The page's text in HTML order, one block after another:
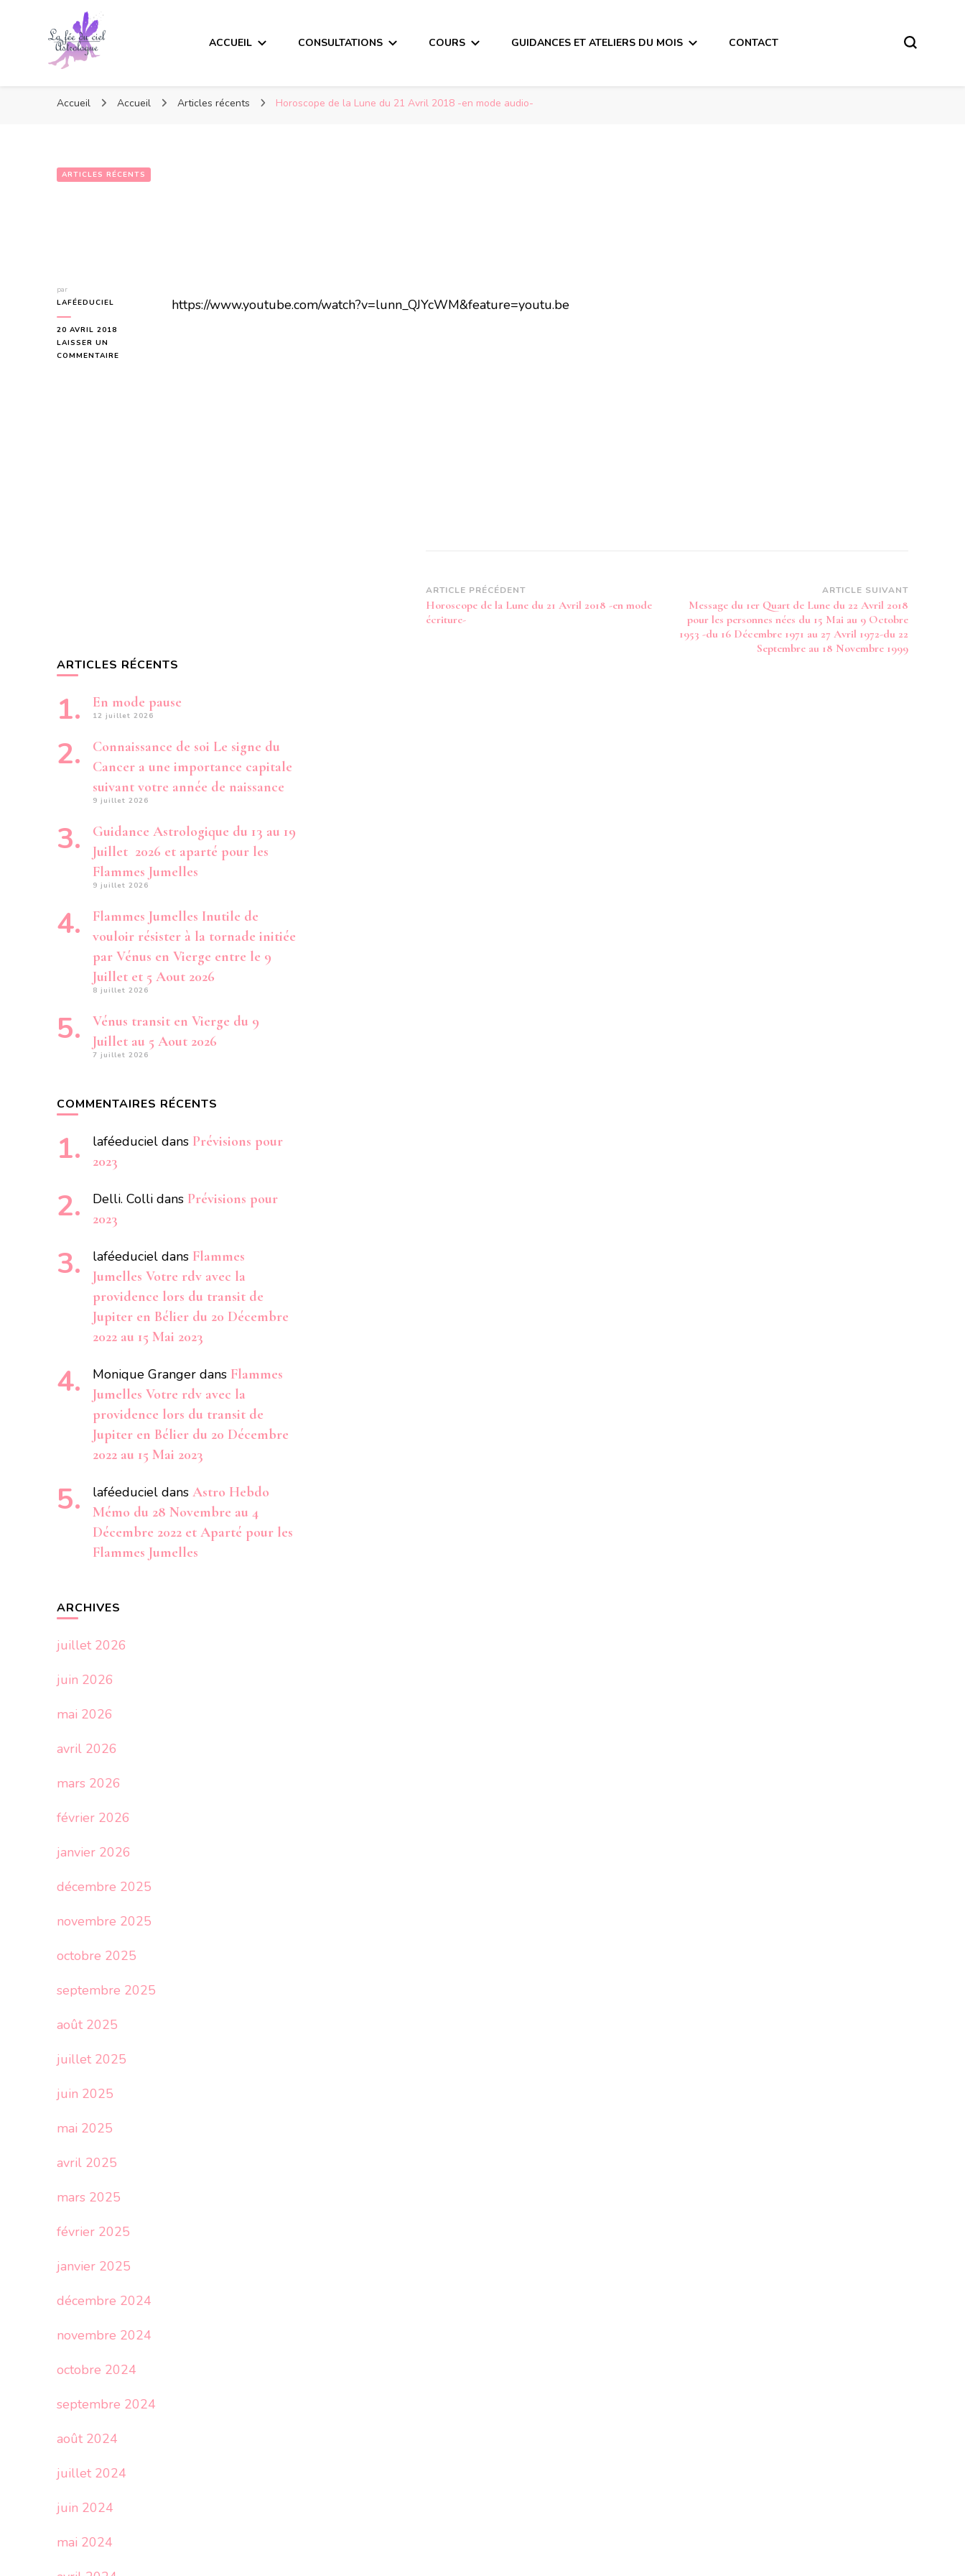
ACCUEIL CONSULTATIONS COURS GUIDANCES ET ATELIERS DU MOIS CONTACT
Accueil Accueil Articles récents Horoscope de la Lune du 21 Avril 2018 -en mode audio-
ARTICLES RÉCENTS
par
LAFÉEDUCIEL
20 AVRIL 2018
LAISSER UN
COMMENTAIRE
https://www.youtube.com/watch?v=lunn_QJYcWM&feature=youtu.be
Navigation
d’article
ARTICLE PRÉCÉDENT
Horoscope de la Lune du 21 Avril 2018 -en mode
écriture-
ARTICLE SUIVANT
Message du 1er Quart de Lune du 22 Avril 2018
pour les personnes nées du 15 Mai au 9 Octobre
1953 -du 16 Décembre 1971 au 27 Avril 1972-du 22
Septembre au 18 Novembre 1999
ARTICLES RÉCENTS
En mode pause
12 juillet 2026
Connaissance de soi Le signe du
Cancer a une importance capitale
suivant votre année de naissance
9 juillet 2026
Guidance Astrologique du 13 au 19
Juillet 2026 et aparté pour les
Flammes Jumelles
9 juillet 2026
Flammes Jumelles Inutile de
vouloir résister à la tornade initiée
par Vénus en Vierge entre le 9
Juillet et 5 Aout 2026
8 juillet 2026
Vénus transit en Vierge du 9
Juillet au 5 Aout 2026
7 juillet 2026
COMMENTAIRES RÉCENTS
laféeduciel dans Prévisions pour
2023
Delli. Colli dans Prévisions pour
2023
laféeduciel dans Flammes
Jumelles Votre rdv avec la
providence lors du transit de
Jupiter en Bélier du 20 Décembre
2022 au 15 Mai 2023
Monique Granger dans Flammes
Jumelles Votre rdv avec la
providence lors du transit de
Jupiter en Bélier du 20 Décembre
2022 au 15 Mai 2023
laféeduciel dans Astro Hebdo
Mémo du 28 Novembre au 4
Décembre 2022 et Aparté pour les
Flammes Jumelles
ARCHIVES
juillet 2026
juin 2026
mai 2026
avril 2026
mars 2026
février 2026
janvier 2026
décembre 2025
novembre 2025
octobre 2025
septembre 2025
août 2025
juillet 2025
juin 2025
mai 2025
avril 2025
mars 2025
février 2025
janvier 2025
décembre 2024
novembre 2024
octobre 2024
septembre 2024
août 2024
juillet 2024
juin 2024
mai 2024